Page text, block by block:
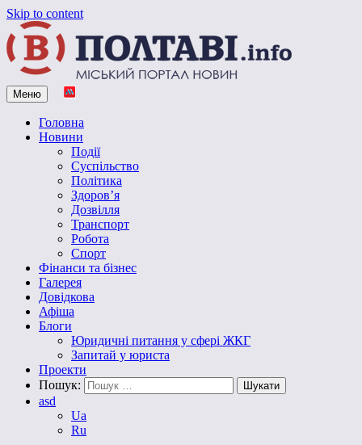
Skip to content
Vpoltave.info
Полтавський портал новин
Меню
Головна
Новини
Події
Суспільство
Політика
Здоров’я
Дозвілля
Транспорт
Робота
Спорт
Фінанси та бізнес
Галерея
Довідкова
Афіша
Блоги
Юридичні питання у сфері ЖКГ
Запитай у юриста
Проекти
Пошук:
asd
Ua
Ru